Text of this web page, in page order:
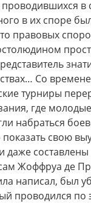
в
в их споре
правовых
Со
турниры
где
набраться
свою
даже
Жоффруа де
написал, был
проводился по